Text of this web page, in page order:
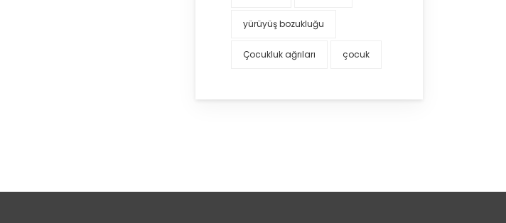
yürüyüş bozukluğu
Çocukluk ağrıları çocuk